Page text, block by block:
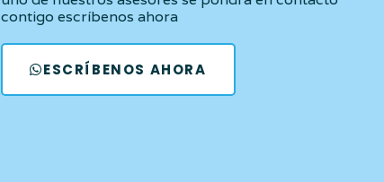
contigo escríbenos ahora
ESCRÍBENOS AHORA